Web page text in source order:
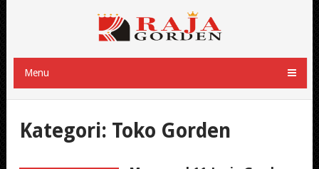
Menu
Kategori: Toko Gorden